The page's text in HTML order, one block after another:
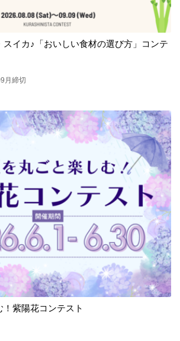
スイカ♪「おいしい食材の選び方」コンテ
月締切
紫陽花コンテスト